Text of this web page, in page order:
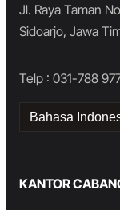
Jl. Raya Taman
Sidoarjo, Jawa
Telp : 031-788
Choose
KANTOR